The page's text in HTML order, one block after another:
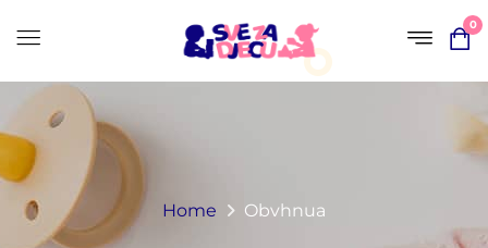
0
Home Obvhnua